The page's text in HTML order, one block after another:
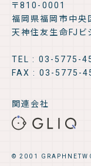
〒810-0001
福岡県福岡市中
天神住友生命FJビ
TEL : 03-5775-
FAX : 03-5775-
関連会社
© 2001